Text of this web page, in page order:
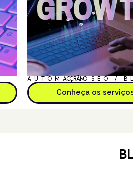
AUTOMAÇÃO
CRM SEO /
Conheça os serviços